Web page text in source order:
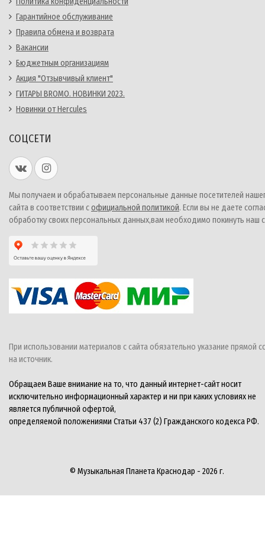
Гарантийное обслуживание
Правила обмена и возврата
Вакансии
Бюджетным организациям
Акция "Отзывчивый клиент"
ГИТАРЫ BROMO. НОВИНКИ 2023.
Новинки от Hercules
СОЦСЕТИ
Мы получаем и обрабатываем персональные данные посетителей
сайта в соответствии софициальной политикой. Если вы не даете
обработку своих персональных данных,вам необходимо покинуть наш
При использовании материалов с сайта обязательно указание прямой
на источник.
Обращаем Ваше внимание на то, что данный интернет-сайт носит
исключительно информационный характер и ни при каких условиях не
является публичной офертой,
определяемой положениями Статьи 437 (2) Гражданского кодекса РФ.
© Музыкальная Планета Краснодар - 2026 г.